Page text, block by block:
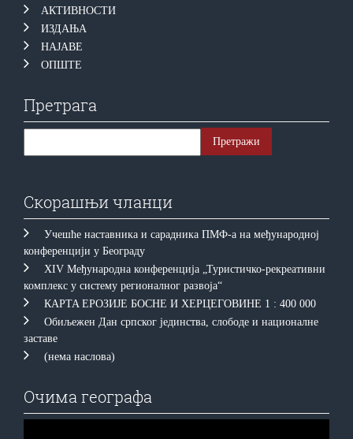
АКТИВНОСТИ
ИЗДАЊА
НАЈАВЕ
ОПШТЕ
Претрага
Скорашњи чланци
Учешће наставника и сарадника ПМФ-а на међународној
конференцији у Београду
XIV Међународна конференција „Туристичко-рекреативни
комплекс у систему регионалног развоја“
КAРTA EРOЗИJE БOСНE И ХEРЦEГOВИНE 1 : 400 000
Обиљежен Дан српског јединства, слободе и националне
заставе
(нема наслова)
Очима географа